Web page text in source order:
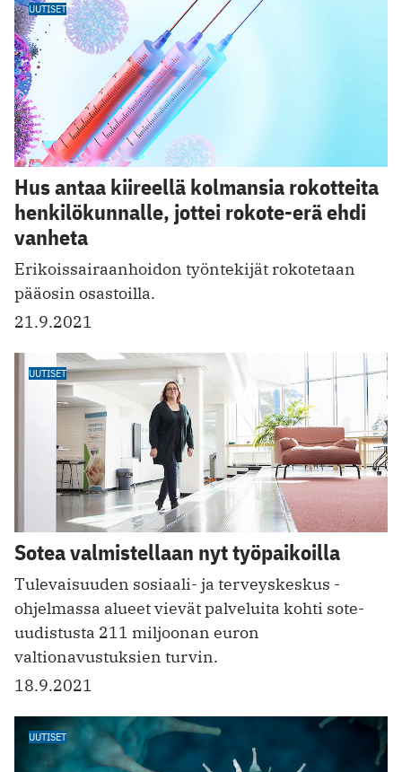
UUTISET
Hus antaa kiireellä kolmansia rokotteita
henkilökunnalle, jottei rokote-erä ehdi
vanheta
Erikoissairaanhoidon työntekijät rokotetaan
pääosin osastoilla.
21.9.2021
UUTISET
Sotea valmistellaan nyt työpaikoilla
Tulevaisuuden sosiaali- ja terveyskeskus -
ohjelmassa alueet vievät palveluita kohti sote-
uudistusta 211 miljoonan euron
valtionavustuksien turvin.
18.9.2021
UUTISET